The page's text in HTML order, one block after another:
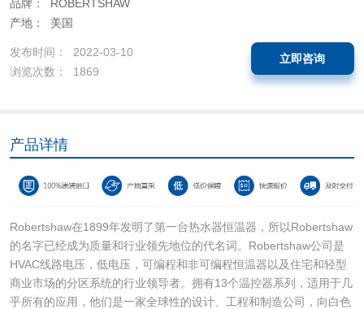
品牌： ROBERTSHAW
产地： 美国
发布时间： 2022-03-10
浏览次数： 1869
立即咨询
产品详情
Robertshaw在1899年发明了第一台热水器恒温器，所以Robertshaw
的名字已经成为质量和行业领先地位的代名词。Robertshaw公司是
HVAC线路电压，低电压，可编程和非可编程恒温器以及住宅和轻型
商业市场的分区系统的行业领导者。拥有13个温控器系列，适用于几
乎所有的应用，他们是一家全球性的设计、工程和制造公司，向白色